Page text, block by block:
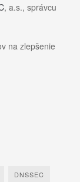
, a.s., správcu
na zlepšenie
DNSSEC